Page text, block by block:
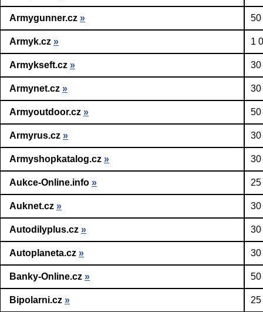
Armygunner.cz » 50
Armyk.cz » 1
Armykseft.cz » 30
Armynet.cz » 30
Armyoutdoor.cz » 50
Armyrus.cz » 30
Armyshopkatalog.cz » 30
Aukce-Online.info »
Auknet.cz » 30
Autodilyplus.cz » 30
Autoplaneta.cz » 30
Banky-Online.cz » 50
Bipolarni.cz »